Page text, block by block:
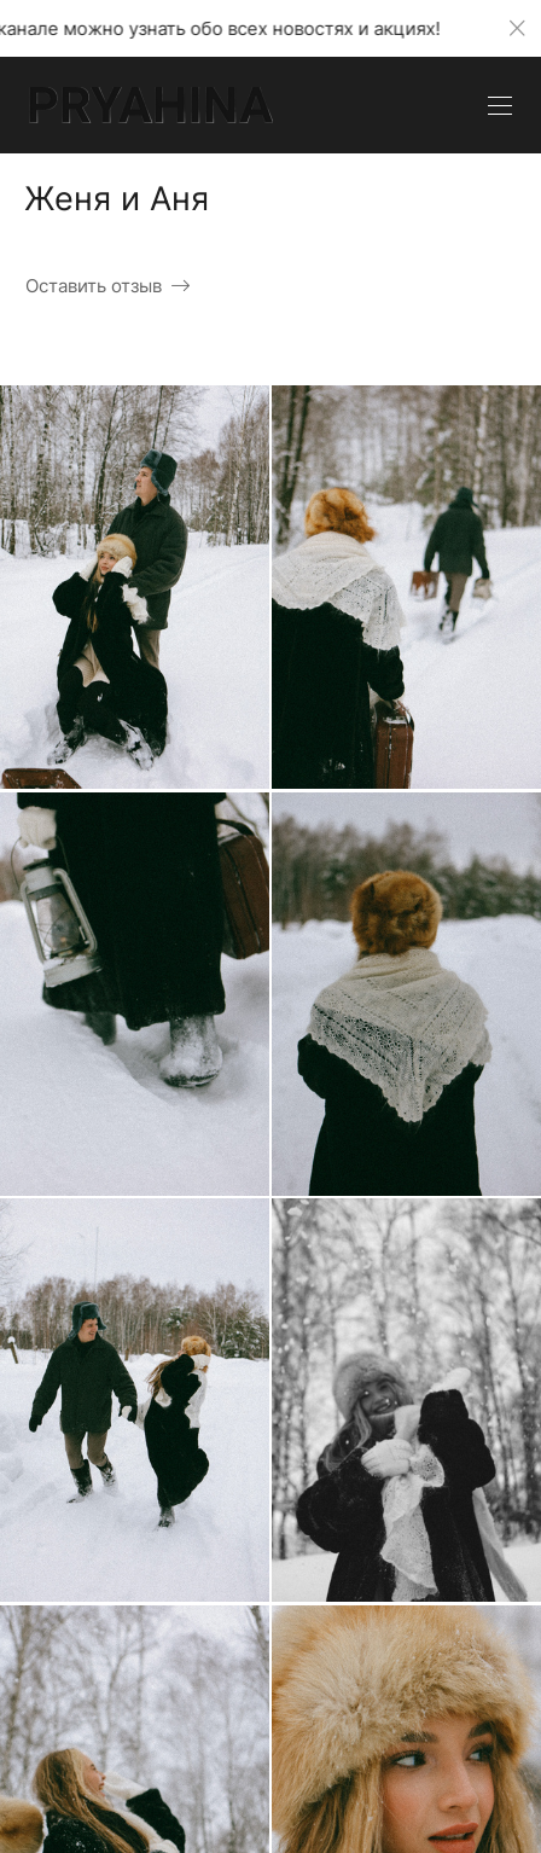
обо всех новостях и акциях! В моем
Женя и Аня
Оставить отзыв